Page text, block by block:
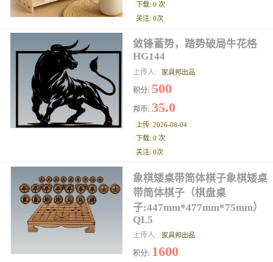
下载: 0 次
关注: 0次
敛锋蓄势，踏势破局牛花格
HG144
上传人: 家具邦出品
积分: 500
邦币: 35.0
上传: 2026-08-04
下载: 0 次
关注: 0次
象棋矮桌带简体棋子象棋矮桌
带简体棋子（棋盘桌
子:447mm*477mm*75mm）
QL5
上传人: 家具邦出品
积分: 1600